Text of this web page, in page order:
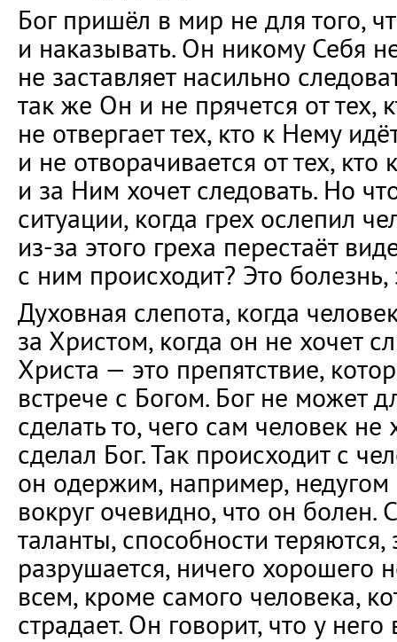
Бог пришёл в мир не для того,
и наказывать. Он никому Себя
не заставляет насильно
так же Он и не прячется от тех,
не отвергает тех, кто к Нему
и не отворачивается от тех,
и за Ним хочет следовать. Но
ситуации, когда грех ослепил
из-за этого греха перестаёт
с ним происходит? Это болезнь,
Духовная слепота, когда
за Христом, когда он не хочет
Христа — это препятствие,
встрече с Богом. Бог не может
сделать то, чего сам человек
сделал Бог. Так происходит с
он одержим, например, недугом
вокруг очевидно, что он болен.
таланты, способности теряются,
разрушается, ничего хорошего
всем, кроме самого человека,
страдает. Он говорит, что у